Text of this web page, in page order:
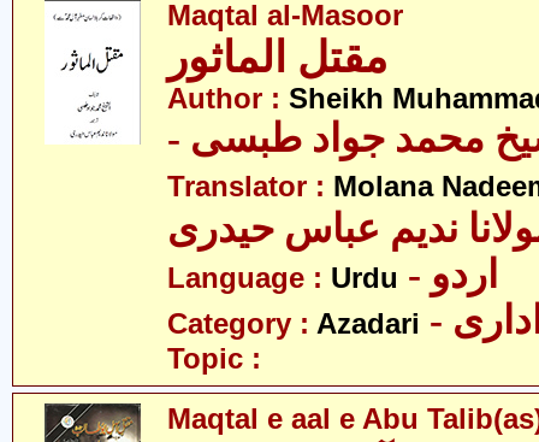
Maqtal al-Masoor
مقتل الماثور
Author : Sheikh
محمد جواد طبسی
Translator : Molana
ندیم عباس حیدری
Language : Urdu - اردو
Category : Azadari
Topic :
Maqtal e aal e Abu